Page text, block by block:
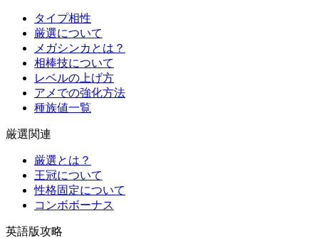
タイプ相性
厳選について
メガシンカとは？
相棒技について
レベルの上げ方
アメでの強化方法
種族値一覧
厳選関連
厳選とは？
王冠について
性格固定について
コンボボーナス
英語版攻略